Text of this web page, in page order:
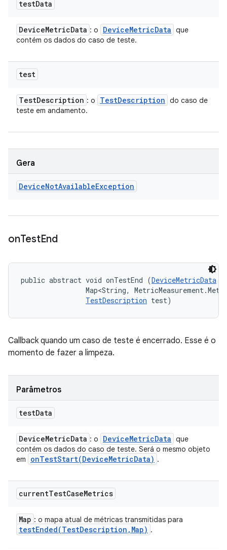
testData
DeviceMetricData : o DeviceMetricData que
contém os dados do caso de teste.
test
TestDescription : o TestDescription do caso de
teste em andamento.
Gera
DeviceNotAvailableException
onTestEnd
public abstract void onTestEnd (DeviceMetricData
Map<String,
TestDescription test)
Callback quando um caso de teste é encerrado. Esse é o
momento de fazer a limpeza.
Parâmetros
testData
DeviceMetricData : o DeviceMetricData que
contém os dados do caso de teste. Será o mesmo objeto
em
onTestStart(DeviceMetricData) .
currentTestCaseMetrics
Map : o mapa atual de métricas transmitidas para
testEnded(TestDescription , Map) .